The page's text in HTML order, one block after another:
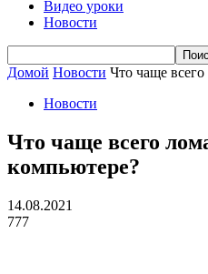
Видео уроки
Новости
Домой Новости Что чаще
Новости
Что чаще всего
компьютере?
14.08.2021
777